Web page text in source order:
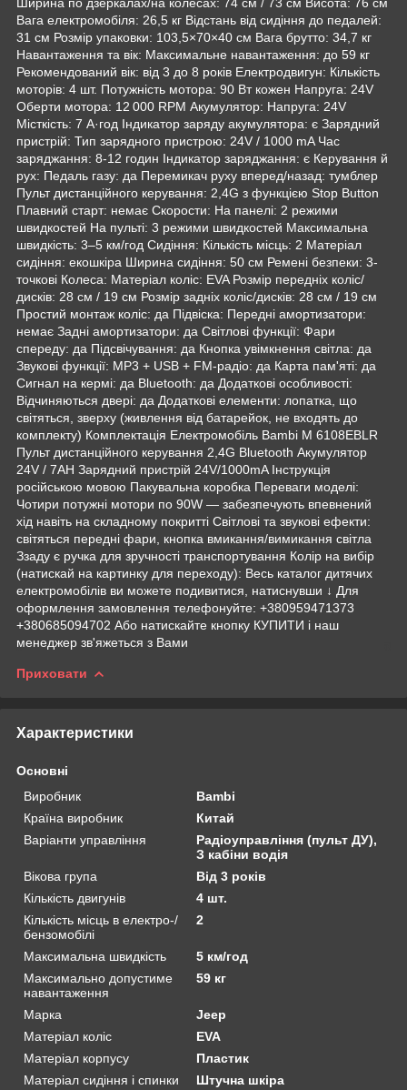
Вага електромобіля: 26,5 кг Відстань від сидіння до педалей:
31 см Розмір упаковки: 103,5×70×40 см Вага брутто: 34,7 кг
Навантаження та вік: Максимальне навантаження: до 59 кг
Рекомендований вік: від 3 до 8 років Електродвигун: Кількість
моторів: 4 шт. Потужність мотора: 90 Вт кожен Напруга: 24V
Оберти мотора: 12 000 RPM Акумулятор: Напруга: 24V
Місткість: 7 А·год Індикатор заряду акумулятора: є Зарядний
пристрій: Тип зарядного пристрою: 24V / 1000 mA Час
заряджання: 8-12 годин Індикатор заряджання: є Керування й
рух: Педаль газу: да Перемикач руху вперед/назад: тумблер
Пульт дистанційного керування: 2,4G з функцією Stop Button
Плавний старт: немає Скорости: На панелі: 2 режими
швидкостей На пульті: 3 режими швидкостей Максимальна
швидкість: 3–5 км/год Сидіння: Кількість місць: 2 Матеріал
сидіння: екошкіра Ширина сидіння: 50 см Ремені безпеки: 3-
точкові Колеса: Матеріал коліс: EVA Розмір передніх коліс/
дисків: 28 см / 19 см Розмір задніх коліс/дисків: 28 см / 19 см
Простий монтаж коліс: да Підвіска: Передні амортизатори:
немає Задні амортизатори: да Світлові функції: Фари
спереду: да Підсвічування: да Кнопка увімкнення світла: да
Звукові функції: MP3 + USB + FM-радіо: да Карта пам'яті: да
Сигнал на кермі: да Bluetooth: да Додаткові особливості:
Відчиняються двері: да Додаткові елементи: лопатка, що
світяться, зверху (живлення від батарейок, не входять до
комплекту) Комплектація Електромобіль Bambi M 6108EBLR
Пульт дистанційного керування 2,4G Bluetooth Акумулятор
24V / 7AH Зарядний пристрій 24V/1000mA Інструкція
російською мовою Пакувальна коробка Переваги моделі:
Чотири потужні мотори по 90W — забезпечують впевнений
хід навіть на складному покритті Світлові та звукові ефекти:
світяться передні фари, кнопка вмикання/вимикання світла
Ззаду є ручка для зручності транспортування Колір на вибір
(натискай на картинку для переходу): Весь каталог дитячих
електромобілів ви можете подивитися, натиснувши ↓ Для
оформлення замовлення телефонуйте: +380959471373
+380685094702 Або натискайте кнопку КУПИТИ і наш
менеджер зв'яжеться з Вами
Приховати
Характеристики
Основні
Виробник
Bambi
Країна виробник
Китай
Варіанти управління
Радіоуправління (пульт ДУ),
З кабіни водія
Вікова група
Від 3 років
Кількість двигунів
4 шт.
Кількість місць в електро-/
бензомобілі
2
Максимальна швидкість
5 км/год
Максимально допустиме
навантаження
59 кг
Марка
Jeep
Матеріал коліс
EVA
Матеріал корпусу
Пластик
Матеріал сидіння і спинки
Штучна шкіра